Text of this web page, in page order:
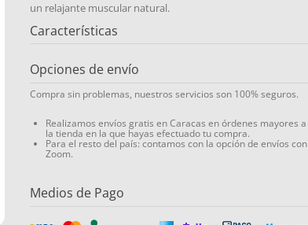
un relajante muscular natural.
Características
Opciones de envío
Compra sin problemas, nuestros servicios son 100% seguros.
Realizamos envíos gratis en Caracas en órdenes mayores
la tienda en la que hayas efectuado tu compra.
Para el resto del país: contamos con la opción de envíos
Zoom.
Medios de Pago